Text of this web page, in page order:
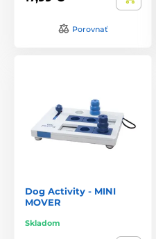
Porovnať
Dog Activity - MINI
MOVER
Skladom